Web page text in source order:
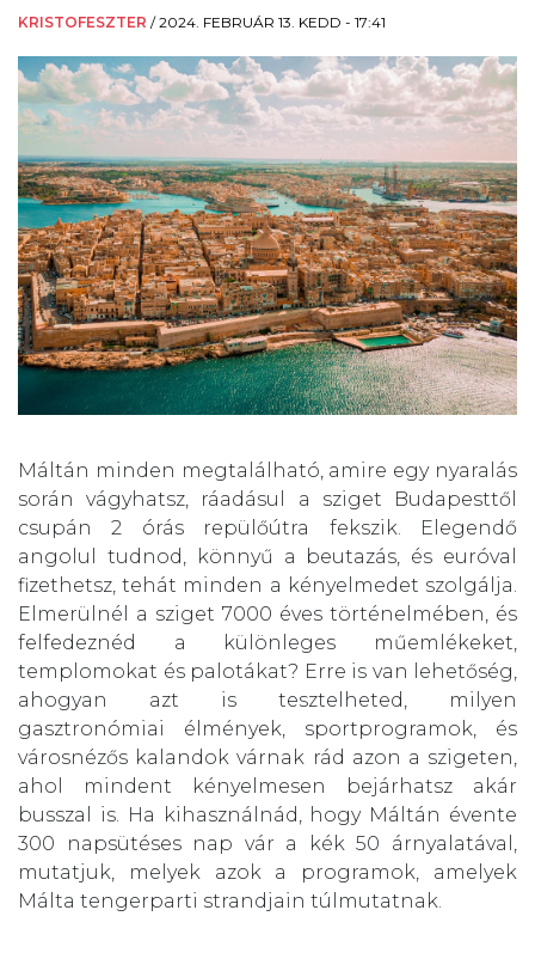
KRISTOFESZTER /2024. FEBRUÁR 13. KEDD - 17:41
Máltán minden megtalálható, amire egy nyaralás
során vágyhatsz, ráadásul a sziget Budapesttől
csupán 2 órás repülőútra fekszik. Elegendő
angolul tudnod, könnyű a beutazás, és euróval
fizethetsz, tehát minden a kényelmedet szolgálja.
Elmerülnél a sziget 7000 éves történelmében, és
felfedeznéd a különleges műemlékeket,
templomokat és palotákat? Erre is van lehetőség,
ahogyan azt is tesztelheted, milyen
gasztronómiai élmények, sportprogramok, és
városnézős kalandok várnak rád azon a szigeten,
ahol mindent kényelmesen bejárhatsz akár
busszal is. Ha kihasználnád, hogy Máltán évente
300 napsütéses nap vár a kék 50 árnyalatával,
mutatjuk, melyek azok a programok, amelyek
Málta tengerparti strandjain túlmutatnak.